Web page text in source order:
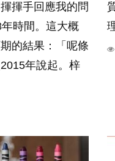
揮手回應我的問
時間。這大概
的結果：「呢條
年說起。梓